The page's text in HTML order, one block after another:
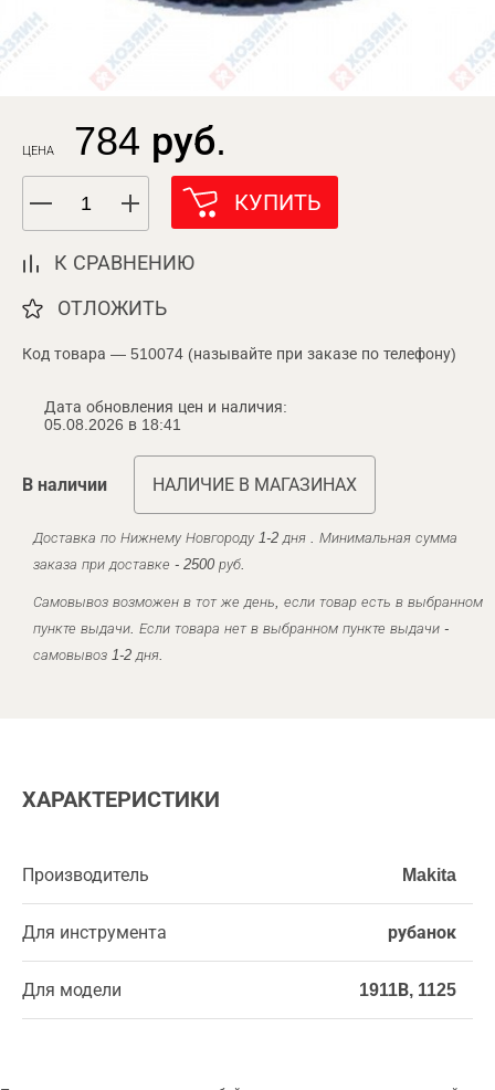
ЦЕНА 784 руб.
КУПИТЬ
К СРАВНЕНИЮ
ОТЛОЖИТЬ
Код товара — 510074 (называйте при заказе по телефону)
Дата обновления цен и наличия:
05.08.2026 в 18:41
В наличии НАЛИЧИЕ В МАГАЗИНАХ
Доставка по Нижнему Новгороду 1-2 дня . Минимальная сумма
заказа при доставке - 2500 руб.
Самовывоз возможен в тот же день, если товар есть в выбранном
пункте выдачи. Если товара нет в выбранном пункте выдачи -
самовывоз 1-2 дня.
ХАРАКТЕРИСТИКИ
Производитель Makita
Для инструмента рубанок
Для модели 1911В, 1125